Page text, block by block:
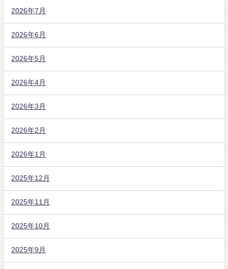
2026年7月
2026年6月
2026年5月
2026年4月
2026年3月
2026年2月
2026年1月
2025年12月
2025年11月
2025年10月
2025年9月